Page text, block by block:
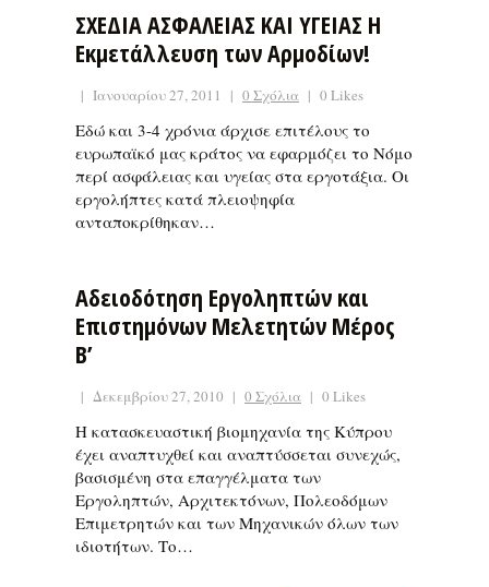
ΣΧΕΔΙΑ ΑΣΦΑΛΕΙΑΣ ΚΑΙ ΥΓΕΙΑΣ Η
Εκμετάλλευση των Αρμοδίων!
| Ιανουαρίου 27, 2011 | 0 Σχόλια | 0 Likes
Εδώ και 3-4 χρόνια άρχισε επιτέλους το
ευρωπαϊκό μας κράτος να εφαρμόζει το Νόμο
περί ασφάλειας και υγείας στα εργοτάξια. Οι
εργολήπτες κατά πλειοψηφία
ανταποκρίθηκαν…
Αδειοδότηση Εργοληπτών και
Επιστημόνων Μελετητών Μέρος
Β’
| Δεκεμβρίου 27, 2010 | 0 Σχόλια | 0 Likes
Η κατασκευαστική βιομηχανία της Κύπρου
έχει αναπτυχθεί και αναπτύσσεται συνεχώς,
βασισμένη στα επαγγέλματα των
Εργοληπτών, Αρχιτεκτόνων, Πολεοδόμων
Επιμετρητών και των Μηχανικών όλων των
ιδιοτήτων. Το…